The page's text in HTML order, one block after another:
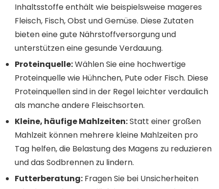
Inhaltsstoffe enthält wie beispielsweise mageres
Fleisch, Fisch, Obst und Gemüse. Diese Zutaten
bieten eine gute Nährstoffversorgung und
unterstützen eine gesunde Verdauung.
Proteinquelle:Wählen Sie eine hochwertige
Proteinquelle wie Hühnchen, Pute oder Fisch. Diese
Proteinquellen sind in der Regel leichter verdaulich
als manche andere Fleischsorten.
Kleine, häufige Mahlzeiten:Statt einer großen
Mahlzeit können mehrere kleine Mahlzeiten pro
Tag helfen, die Belastung des Magens zu reduzieren
und das Sodbrennen zu lindern.
Futterberatung: Fragen Sie bei Unsicherheiten